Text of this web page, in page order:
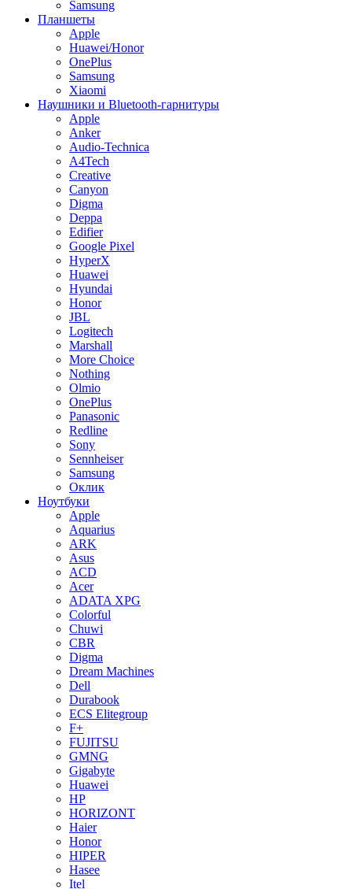
Samsung
Планшеты
Apple
Huawei/Honor
OnePlus
Samsung
Xiaomi
Наушники и Bluetooth-гарнитуры
Apple
Anker
Audio-Technica
A4Tech
Creative
Canyon
Digma
Deppa
Edifier
Google Pixel
HyperX
Huawei
Hyundai
Honor
JBL
Logitech
Marshall
More Choice
Nothing
Olmio
OnePlus
Panasonic
Redline
Sony
Sennheiser
Samsung
Оклик
Ноутбуки
Apple
Aquarius
ARK
Asus
ACD
Acer
ADATA XPG
Colorful
Chuwi
CBR
Digma
Dream Machines
Dell
Durabook
ECS Elitegroup
F+
FUJITSU
GMNG
Gigabyte
Huawei
HP
HORIZONT
Haier
Honor
HIPER
Hasee
Itel